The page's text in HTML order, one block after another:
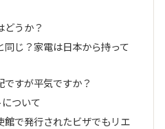
うか？
じ？家電は日本から持って
すが平気ですか？
ついて
で発行されたビザでもリエ